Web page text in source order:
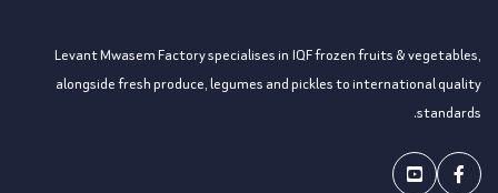
Levant Mwasem Factory specialises in IQF frozen fruits & vegetables,
alongside fresh produce, legumes and pickles to international quality
standards.
Facebook
Youtube